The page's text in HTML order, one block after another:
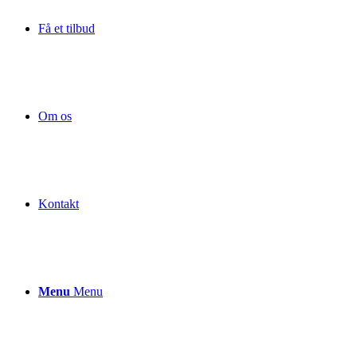
Få et tilbud
Om os
Kontakt
Menu Menu